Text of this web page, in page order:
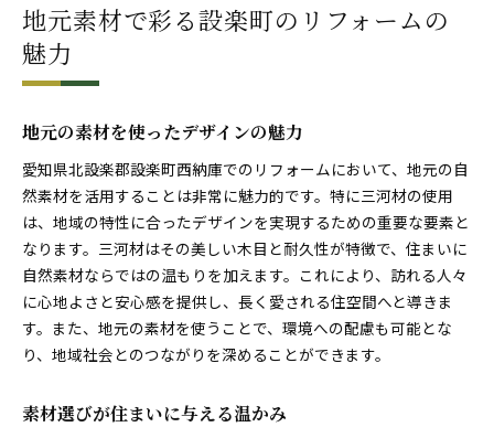
地元素材で彩る設楽町のリフォームの
魅力
地元の素材を使ったデザインの魅力
愛知県北設楽郡設楽町西納庫でのリフォームにおいて、地元の自
然素材を活用することは非常に魅力的です。特に三河材の使用
は、地域の特性に合ったデザインを実現するための重要な要素と
なります。三河材はその美しい木目と耐久性が特徴で、住まいに
自然素材ならではの温もりを加えます。これにより、訪れる人々
に心地よさと安心感を提供し、長く愛される住空間へと導きま
す。また、地元の素材を使うことで、環境への配慮も可能とな
り、地域社会とのつながりを深めることができます。
素材選びが住まいに与える温かみ